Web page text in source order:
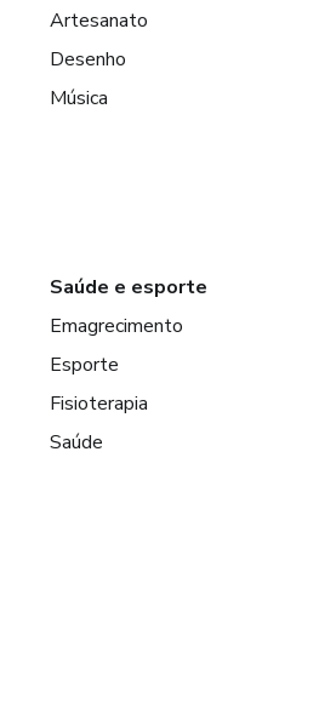
Artesanato
Desenho
Música
Saúde e esporte
Emagrecimento
Esporte
Fisioterapia
Saúde